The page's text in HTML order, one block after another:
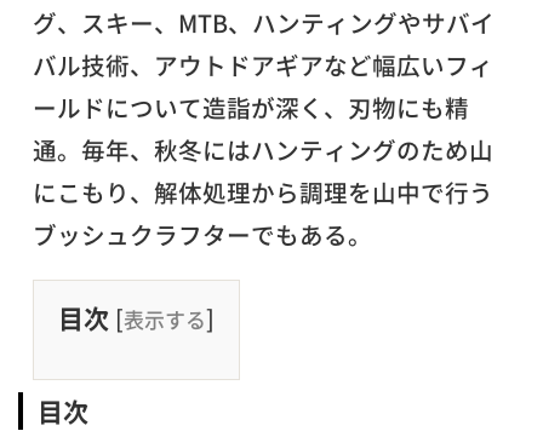
グ、スキー、MTB、ハンティングやサバイ
バル技術、アウトドアギアなど幅広いフィ
ールドについて造詣が深く、刃物にも精
通。毎年、秋冬にはハンティングのため山
にこもり、解体処理から調理を山中で行う
ブッシュクラフターでもある。
目次 [表示する]
目次